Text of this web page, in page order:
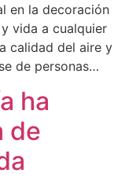
en la decoración
vida a cualquier
calidad del aire y
de personas…
ha
de